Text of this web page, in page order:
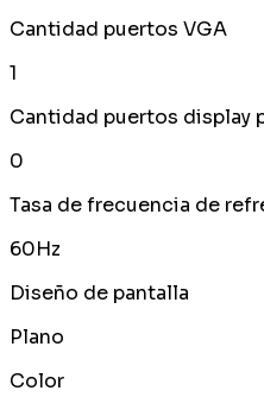
Cantidad puertos VGA
1
Cantidad puertos display
0
Tasa de frecuencia de
60Hz
Diseño de pantalla
Plano
Color